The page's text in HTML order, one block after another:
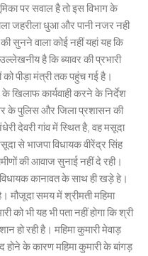
पर सवाल है तो इस विभाग के
जहरीला धुआ और पानी नजर नही
सुनने वाला कोई नहीं यहां यह कि
है कि ब्यावर की प्रभारी
को पीड़ा मंत्री तक पहुंच गई है।
खिलाफ कार्यवाही करने के निर्देश
के पुलिस और जिला प्रशासन की
देवरी गांव में स्थित है, वह मसूदा
से भाजपा विधायक वीरेंद्र सिंह
की आवाज सुनाई नहीं दे रही।
कानावत के साथ ही खड़े हे।
मौजूदा समय में श्रीमती महिमा
को भी यह भी पता नहीं होगा कि श्री
हो रही है। महिमा कुमारी मेवाड़
के कारण महिमा कुमारी के बांगड़